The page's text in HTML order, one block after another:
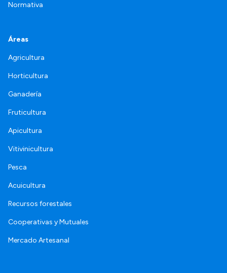
Normativa
Áreas
Agricultura
Horticultura
Ganadería
Fruticultura
Apicultura
Vitivinicultura
Pesca
Acuicultura
Recursos forestales
Cooperativas y Mutuales
Mercado Artesanal